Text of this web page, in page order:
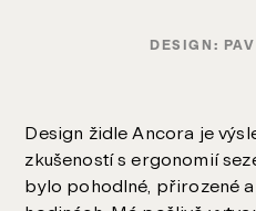
DESIGN:
Design židle Ancora je
zkušeností s ergonomií
bylo pohodlné, přirozené